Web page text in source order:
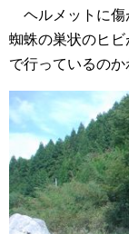
ヘルメットに傷
蜘蛛の巣状のヒ
で行っているのか